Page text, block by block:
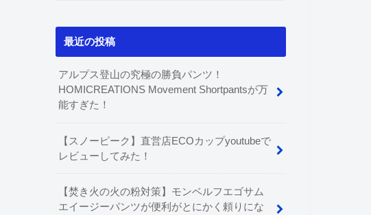
最近の投稿
アルプス登山の究極の勝負パンツ！
HOMICREATIONS Movement Shortpantsが万
能すぎた！
【スノーピーク】直営店ECOカップyoutubeで
レビューしてみた！
【焚き火の火の粉対策】モンベルフエゴサム
エイージーパンツが便利がとにかく頼りにな